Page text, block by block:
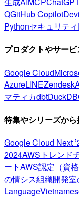
QGitHub Copilot
Pythonセキュリティ
プロダクトやサー
Google Cloud
AzureLINEZendesk
マティカdbtDuckDB
特集やシリーズか
Google Cloud Next
2024AWSトレンド
ートAWS認定（資格
の情シス組織開発
Language